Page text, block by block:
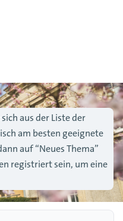
aus der Liste der
am besten geeignete
auf “Neues Thema”
registriert sein, um eine